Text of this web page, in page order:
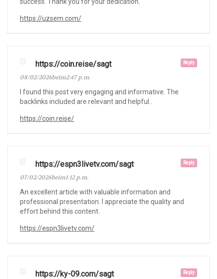
https://uzsem.com/
Reply
https://coin.reise/sagt
08/02/2026beim2:47 p.m.
I found this post very engaging and informative. The
backlinks included are relevant and helpful..
https://coin.reise/
Reply
https://espn3livetv.com/sagt
07/02/2026beim1:12 p.m.
An excellent article with valuable information and
professional presentation. I appreciate the quality and
effort behind this content.
https://espn3livetv.com/
Reply
https://ky-09.com/sagt